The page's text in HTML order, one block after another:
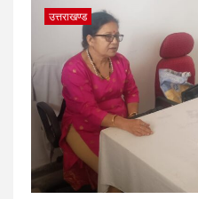
उत्तराखण्ड